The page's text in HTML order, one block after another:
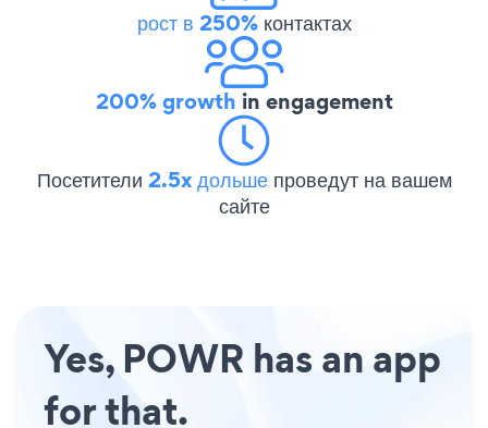
рост в 250%контактах
200% growth in engagement
Посетители 2.5x дольше проведут на вашем
сайте
Yes, POWR has an app
for that.